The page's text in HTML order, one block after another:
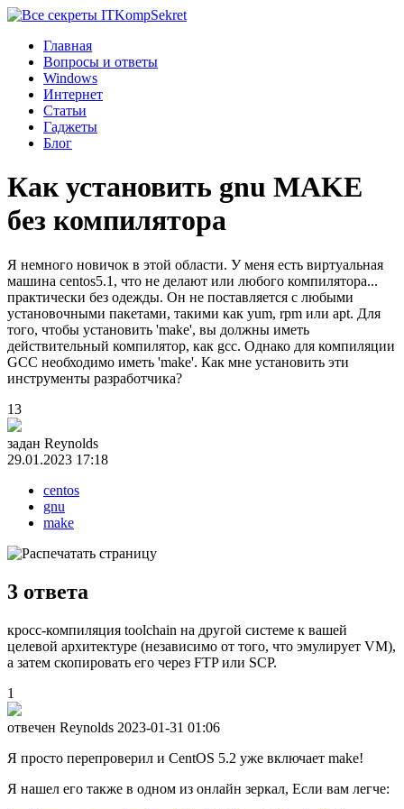
KompSekret
Главная
Вопросы и ответы
Windows
Интернет
Статьи
Гаджеты
Блог
Как установить gnu MAKE
без компилятора
Я немного новичок в этой области. У меня есть виртуальная
машина centos5.1, что не делают или любого компилятора...
практически без одежды. Он не поставляется с любыми
установочными пакетами, такими как yum, rpm или apt. Для
того, чтобы установить 'make', вы должны иметь
действительный компилятор, как gcc. Однако для компиляции
GCC необходимо иметь 'make'. Как мне установить эти
инструменты разработчика?
13
задан Reynolds
29.01.2023 17:18
centos
gnu
make
3 ответа
кросс-компиляция toolchain на другой системе к вашей
целевой архитектуре (независимо от того, что эмулирует VM),
а затем скопировать его через FTP или SCP.
1
отвечен Reynolds 2023-01-31 01:06
Я просто перепроверил и CentOS 5.2 уже включает make!
Я нашел его также в одном из онлайн зеркал, Если вам легче: